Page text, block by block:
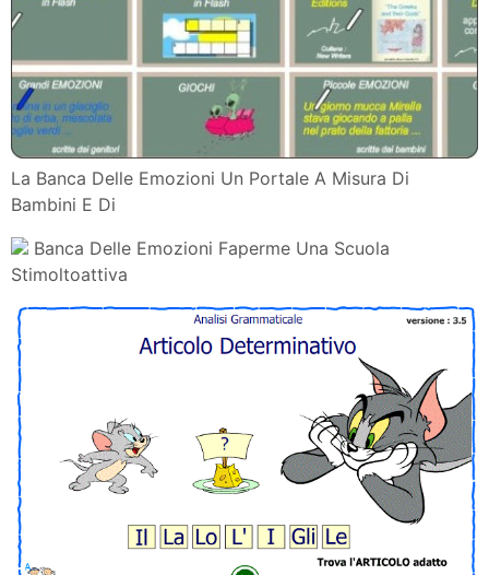
La Banca Delle Emozioni Un Portale A Misura Di
Bambini E Di